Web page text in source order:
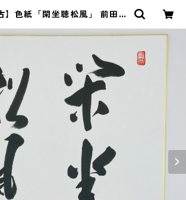
】色紙「閑坐聴松風」 前田昌
堂